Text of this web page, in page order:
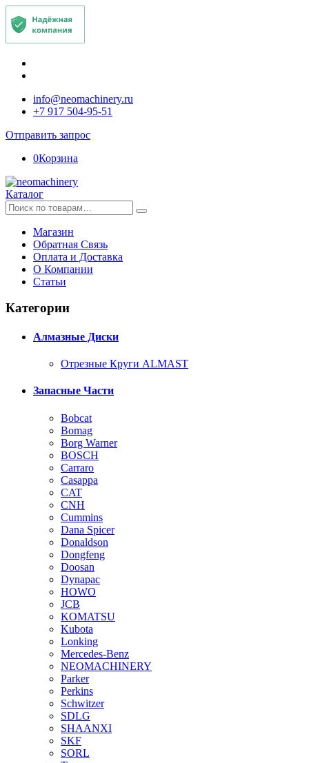
info@neomachinery.ru
+7 917 504-95-51
Отправить запрос
0Корзина
Каталог
Искать:
Магазин
Обратная Связь
Оплата и Доставка
О Компании
Статьи
Категории
Алмазные Диски
Отрезные Круги ALMAST
Запасные Части
Bobcat
Bomag
Borg Warner
BOSCH
Carraro
Casappa
CAT
CNH
Cummins
Dana Spicer
Donaldson
Dongfeng
Doosan
Dynapac
HOWO
JCB
KOMATSU
Kubota
Lonking
Mercedes-Benz
NEOMACHINERY
Parker
Perkins
Schwitzer
SDLG
SHAANXI
SKF
SORL